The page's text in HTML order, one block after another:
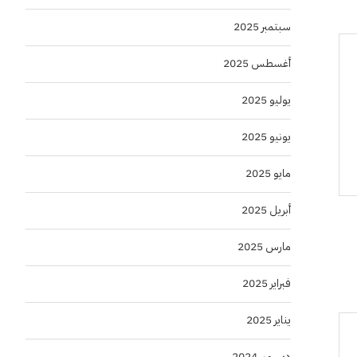
سبتمبر 2025
أغسطس 2025
يوليو 2025
يونيو 2025
مايو 2025
أبريل 2025
مارس 2025
فبراير 2025
يناير 2025